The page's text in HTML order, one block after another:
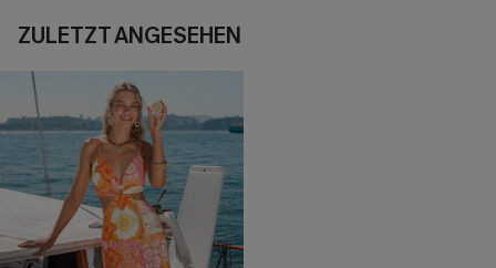
ZULETZT ANGESEHEN